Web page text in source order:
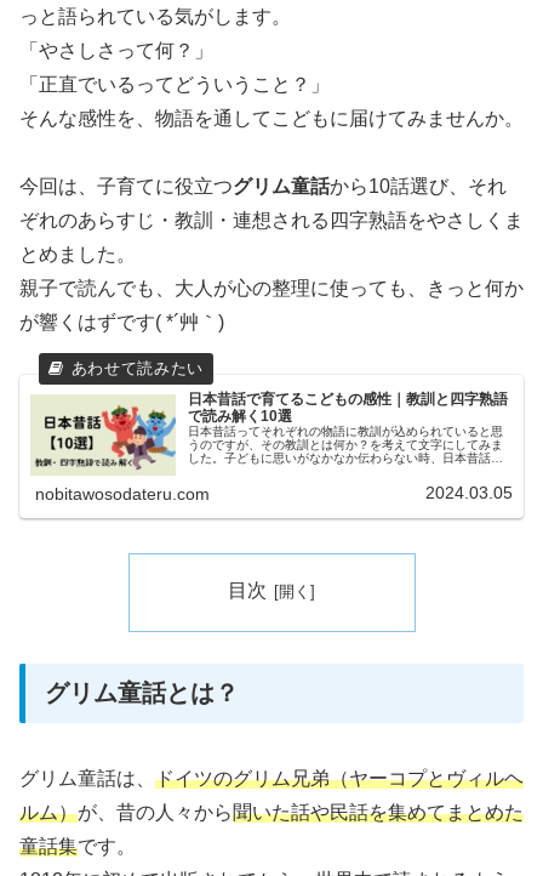
っと語られている気がします。
「やさしさって何？」
「正直でいるってどういうこと？」
そんな感性を、物語を通してこどもに届けてみませんか。
今回は、子育てに役立つグリム童話から10話選び、それ
ぞれのあらすじ・教訓・連想される四字熟語をやさしくま
とめました。
親子で読んでも、大人が心の整理に使っても、きっと何か
が響くはずです( *´艸｀)
日本昔話で育てるこどもの感性｜教訓と四字熟語
で読み解く10選
日本昔話ってそれぞれの物語に教訓が込められていると思
うのですが、その教訓とは何か？を考えて文字にしてみま
した。子どもに思いがなかなか伝わらない時、日本昔話を
nobitawosodateru.com 2024.03.05
目次
グリム童話とは？
グリム童話は、 ドイツのグリム兄弟（ヤーコプとヴィルヘ
ルム）が、昔の人々から聞いた話や民話を集めてまとめた
童話集です。